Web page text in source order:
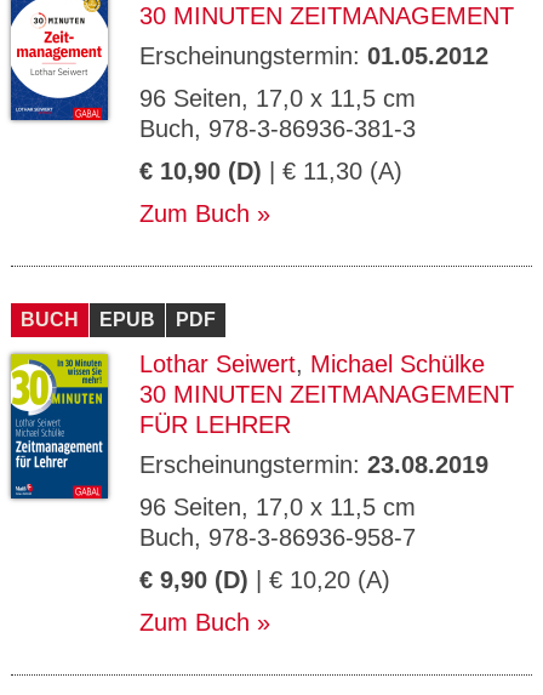
30 MINUTEN ZEITMANAGEMENT
Erscheinungstermin: 01.05.2012
96 Seiten, 17,0 x 11,5 cm
Buch, 978-3-86936-381-3
€ 10,90 (D) | € 11,30 (A)
Zum Buch
BUCH EPUB PDF
Lothar Seiwert, Michael Schülke
30 MINUTEN ZEITMANAGEMENT
FÜR LEHRER
Erscheinungstermin: 23.08.2019
96 Seiten, 17,0 x 11,5 cm
Buch, 978-3-86936-958-7
€ 9,90 (D) | € 10,20 (A)
Zum Buch